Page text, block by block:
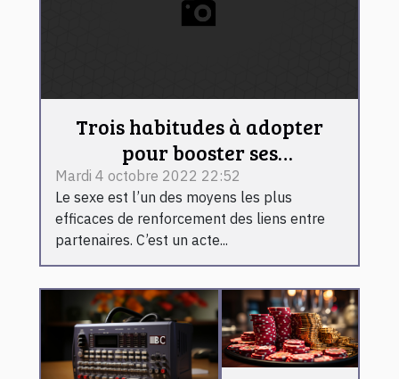
Trois habitudes à adopter
pour booster ses
performances au lit
Mardi 4 octobre 2022 22:52
Le sexe est l’un des moyens les plus
efficaces de renforcement des liens entre
partenaires. C’est un acte...